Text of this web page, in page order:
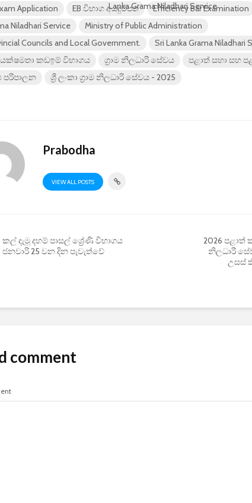
Lanka Grama Niladhari Service
Application EB විභාග අයදුම්පත
Efficiency Bar Examination
Niladhari Service
Ministry of Public Administration
Councils and Local Government.
Sri Lanka Grama Niladhari
කඩඉම් විභාගය
ග්‍රාම නිලධාරි සේවය
පළාත් සභා සහ
පරිපාලන
ශ්‍රී ලංකා ග්‍රාම නිලධාරි සේවය - 2025
Prabodha
VIEW ALL POSTS
කල් දැමූ දහම් පාසල් ශ්‍රේණි විභාගය
ජනවාරි 25 වන දින පැවැත්වේ
2026
නිලධාරී
උසස්
comment